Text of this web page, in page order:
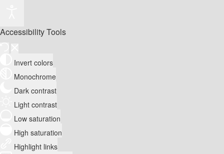
Accessibility Tools
Invert colors
Monochrome
Dark contrast
Light contrast
Low saturation
High saturation
Highlight links